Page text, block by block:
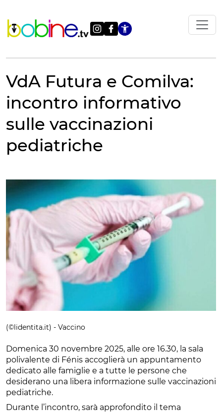
contenuto
Apri le
VdA Futura e Comilva:
incontro informativo
sulle vaccinazioni
pediatriche
(©lidentita.it) - Vaccino
Domenica 30 novembre 2025, alle ore 16.30, la sala
polivalente di Fénis accoglierà un appuntamento
dedicato alle famiglie e a tutte le persone che
desiderano una libera informazione sulle vaccinazioni
pediatriche.
Durante l’incontro, sarà approfondito il tema